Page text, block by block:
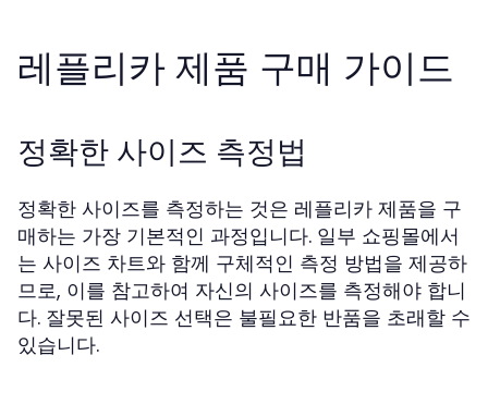
레플리카 제품 구매 가이드
정확한 사이즈 측정법
정확한 사이즈를 측정하는 것은 레플리카 제품을 구
매하는 가장 기본적인 과정입니다. 일부 쇼핑몰에서
는 사이즈 차트와 함께 구체적인 측정 방법을 제공하
므로, 이를 참고하여 자신의 사이즈를 측정해야 합니
다. 잘못된 사이즈 선택은 불필요한 반품을 초래할 수
있습니다.